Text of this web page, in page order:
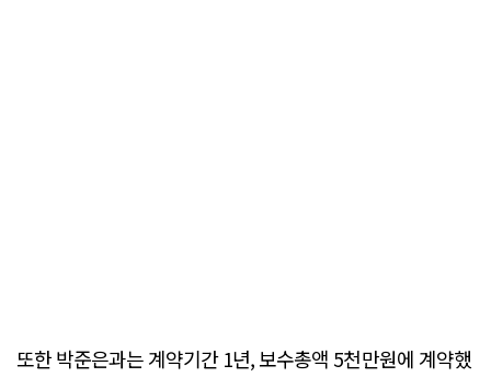
또한 박준은과는 계약기간 1년, 보수총액 5천만원에 계약했